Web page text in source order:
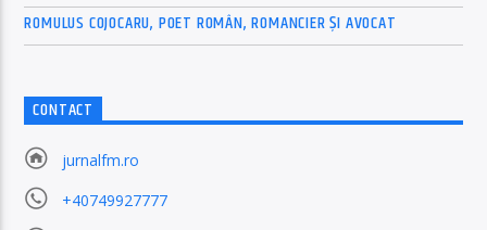
ROMULUS COJOCARU, POET ROMÂN, ROMANCIER ȘI AVOCAT
CONTACT
jurnalfm.ro
+40749927777